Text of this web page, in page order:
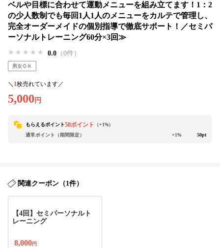
ベルや目標に合わせて運動メニューを組み立てます！1：2
の少人数制でも毎回1人1人のメニューをカルテで管理し、
完全オーダーメイドの個別指導で徹底サポート！／セミパ
ーソナルトレーニング60分×3回≫
★★★★★
★★★★★
★★★★★ 0.0 （0件）
男女ＯＫ
＼ 1枚売れています／
5,000 円
もらえるポイント50ポイント （+1%）
通常ポイント（期間限定）
+1% 50pt
関連クーポン（1件）
【4回】セミパーソナルト
レーニング
8,000円